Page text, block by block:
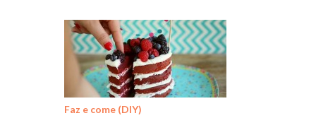
Faz e come (DIY)